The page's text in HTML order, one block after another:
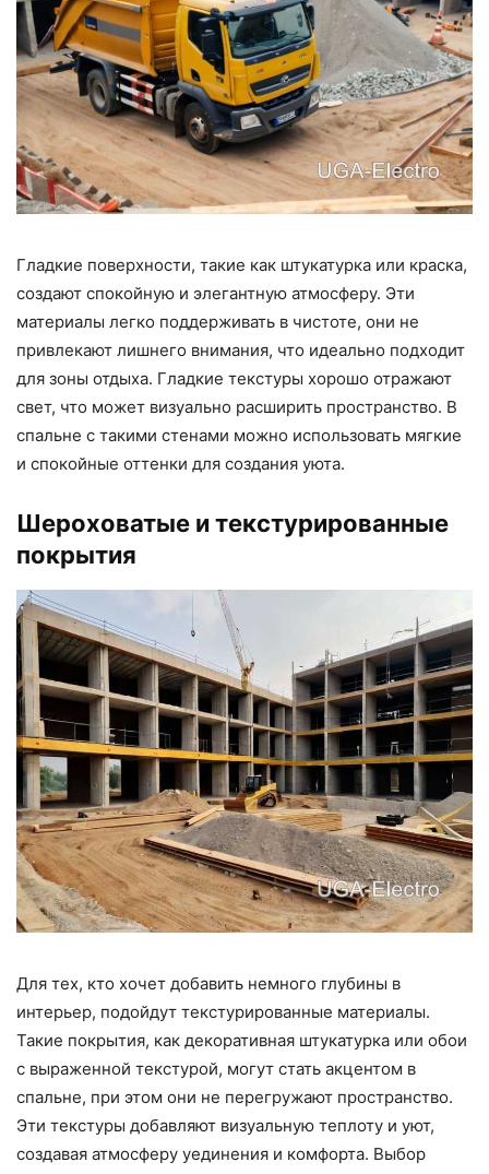
Гладкие поверхности, такие как штукатурка или краска,
создают спокойную и элегантную атмосферу. Эти
материалы легко поддерживать в чистоте, они не
привлекают лишнего внимания, что идеально подходит
для зоны отдыха. Гладкие текстуры хорошо отражают
свет, что может визуально расширить пространство. В
спальне с такими стенами можно использовать мягкие
и спокойные оттенки для создания уюта.
Шероховатые и текстурированные
покрытия
Для тех, кто хочет добавить немного глубины в
интерьер, подойдут текстурированные материалы.
Такие покрытия, как декоративная штукатурка или обои
с выраженной текстурой, могут стать акцентом в
спальне, при этом они не перегружают пространство.
Эти текстуры добавляют визуальную теплоту и уют,
создавая атмосферу уединения и комфорта. Выбор